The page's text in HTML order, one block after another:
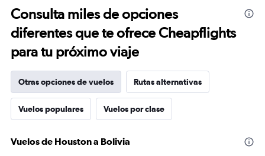
Consulta miles de opciones
diferentes que te ofrece Cheapflights
para tu próximo viaje
Otras opciones de vuelos Rutas alternativas
Vuelos populares Vuelos por clase
Vuelos de Houston a Bolivia